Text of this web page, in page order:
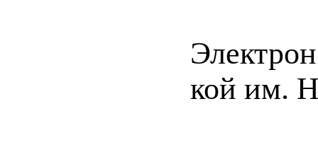
кой им.